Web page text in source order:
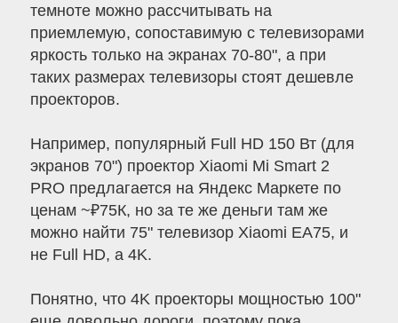
темноте можно рассчитывать на
приемлемую, сопоставимую с телевизорами
яркость только на экранах 70-80", а при
таких размерах телевизоры стоят дешевле
проекторов.
Например, популярный Full HD 150 Вт (для
экранов 70") проектор Xiaomi Mi Smart 2
PRO предлагается на Яндекс Маркете по
ценам ~₽75К, но за те же деньги там же
можно найти 75" телевизор Xiaomi EA75, и
не Full HD, a 4K.
Понятно, что 4K проекторы мощностью 100"